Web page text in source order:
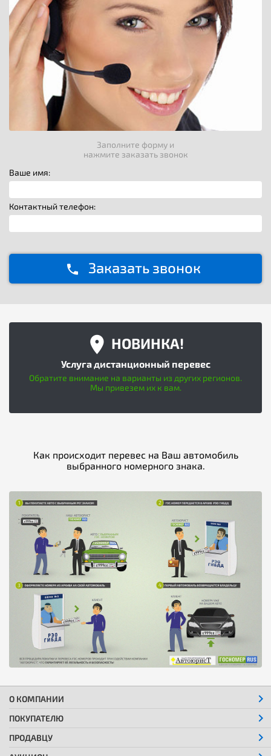
Заполните форму и
нажмите заказать звонок
Ваше имя:
Контактный телефон:
Заказать звонок
НОВИНКА!
Услуга дистанционный перевес
Обратите внимание на варианты из других регионов.
Мы привезем их к вам.
Как происходит перевес на Ваш автомобиль
выбранного номерного знака.
О КОМПАНИИ
ПОКУПАТЕЛЮ
ПРОДАВЦУ